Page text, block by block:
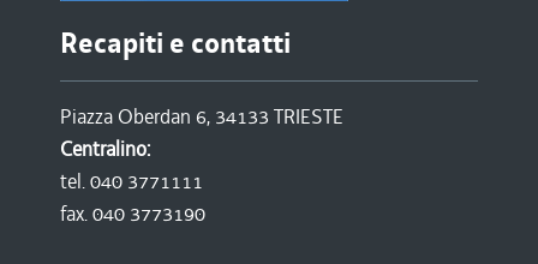
Recapiti e contatti
Piazza Oberdan 6, 34133 TRIESTE
Centralino:
tel. 040 3771111
fax. 040 3773190